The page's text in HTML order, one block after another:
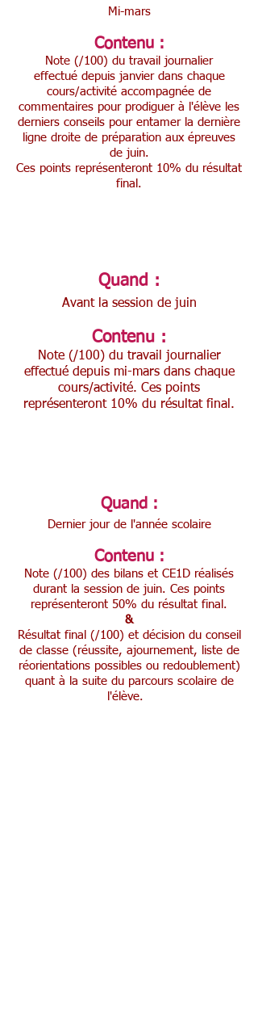
Mi-mars
Contenu :
Note (/100) du travail journalier
effectué depuis janvier dans chaque
cours/activité accompagnée de
commentaires pour prodiguer à l'élève les
derniers conseils pour entamer la dernière
ligne droite de préparation aux épreuves
de juin.
Ces points représenteront 10% du résultat
final.
Quand :
Avant la session de juin
Contenu :
Note (/100) du travail journalier
effectué depuis mi-mars dans chaque
cours/activité. Ces points
représenteront 10% du résultat final.
Quand :
Dernier jour de l'année scolaire
Contenu :
Note (/100) des bilans et CE1D réalisés
durant la session de juin. Ces points
représenteront 50% du résultat final.
&
Résultat final (/100) et décision du conseil
de classe (réussite, ajournement, liste de
réorientations possibles ou redoublement)
quant à la suite du parcours scolaire de
l'élève.